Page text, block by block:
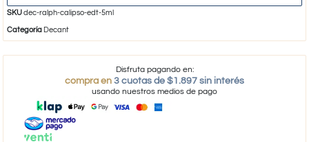
SKUdec-ralph-calipso-edt-5ml
Categoría Decant
Disfruta pagando en:
compra en 3 cuotas de $1.897 sin interés
usando nuestros medios de pago